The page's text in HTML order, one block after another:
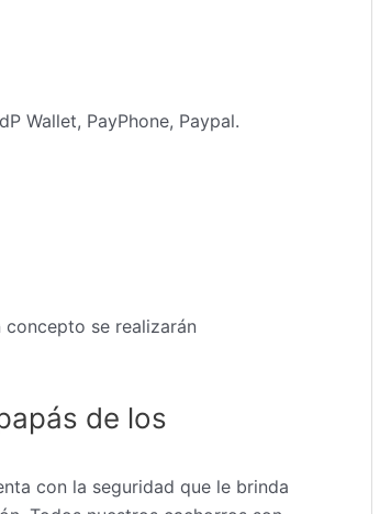
Wallet, PayPhone, Paypal.
se realizarán
de los
con la seguridad que le brinda